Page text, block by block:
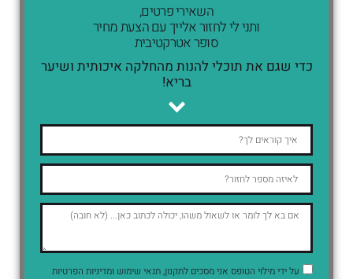
השאירי פרטים,
ותני לי לחזור אלייך עם הצעת מחיר
סופר אטרקטיבית
כדי שגם את תוכלי להנות מהחלקה איכותית ושיער
בריא!
על ידי מילוי הטופס אני מסכים לתקנון, תנאי שימוש ומדיניות הפרטיות